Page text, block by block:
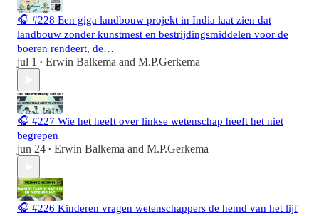
🎧 #228 Een giga landbouw projekt in India laat zien dat
landbouw zonder kunstmest en bestrijdingsmiddelen voor de
boeren rendeert, de…
jul 1 • Erwin Balkema and M.P.Gerkema
🎧 #227 Wie het heeft over linkse wetenschap heeft het niet
begrepen
jun 24 • Erwin Balkema and M.P.Gerkema
🎧 #226 Kinderen vragen wetenschappers de hemd van het lijf